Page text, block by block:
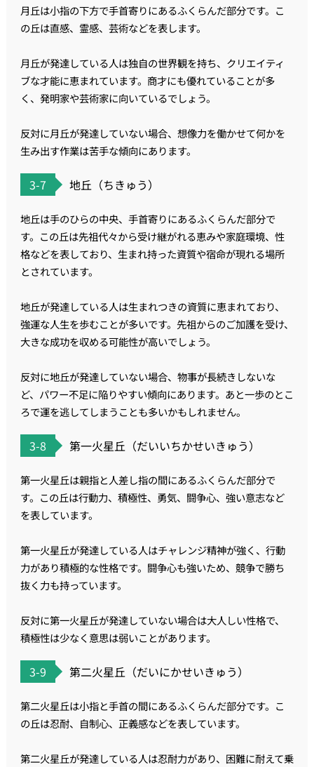
月丘は小指の下方で手首寄りにあるふくらんだ部分です。こ
の丘は直感、霊感、芸術などを表します。
月丘が発達している人は独自の世界観を持ち、クリエイティ
ブな才能に恵まれています。商才にも優れていることが多
く、発明家や芸術家に向いているでしょう。
反対に月丘が発達していない場合、想像力を働かせて何かを
生み出す作業は苦手な傾向にあります。
3-7 地丘（ちきゅう）
地丘は手のひらの中央、手首寄りにあるふくらんだ部分で
す。この丘は先祖代々から受け継がれる恵みや家庭環境、性
格などを表しており、生まれ持った資質や宿命が現れる場所
とされています。
地丘が発達している人は生まれつきの資質に恵まれており、
強運な人生を歩むことが多いです。先祖からのご加護を受け、
大きな成功を収める可能性が高いでしょう。
反対に地丘が発達していない場合、物事が長続きしないな
ど、パワー不足に陥りやすい傾向にあります。あと一歩のとこ
ろで運を逃してしまうことも多いかもしれません。
3-8 第一火星丘（だいいちかせいきゅう）
第一火星丘は親指と人差し指の間にあるふくらんだ部分で
す。この丘は行動力、積極性、勇気、闘争心、強い意志など
を表しています。
第一火星丘が発達している人はチャレンジ精神が強く、行動
力があり積極的な性格です。闘争心も強いため、競争で勝ち
抜く力も持っています。
反対に第一火星丘が発達していない場合は大人しい性格で、
積極性は少なく意思は弱いことがあります。
3-9 第二火星丘（だいにかせいきゅう）
第二火星丘は小指と手首の間にあるふくらんだ部分です。こ
の丘は忍耐、自制心、正義感などを表しています。
第二火星丘が発達している人は忍耐力があり、困難に耐えて乗